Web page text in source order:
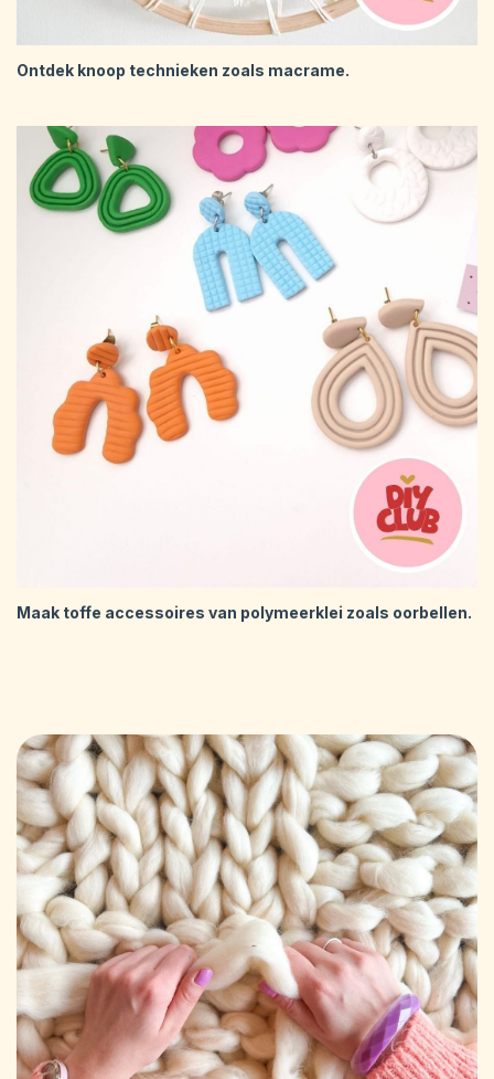
Ontdek knoop technieken zoals macrame.
Maak toffe accessoires van polymeerklei zoals oorbellen.